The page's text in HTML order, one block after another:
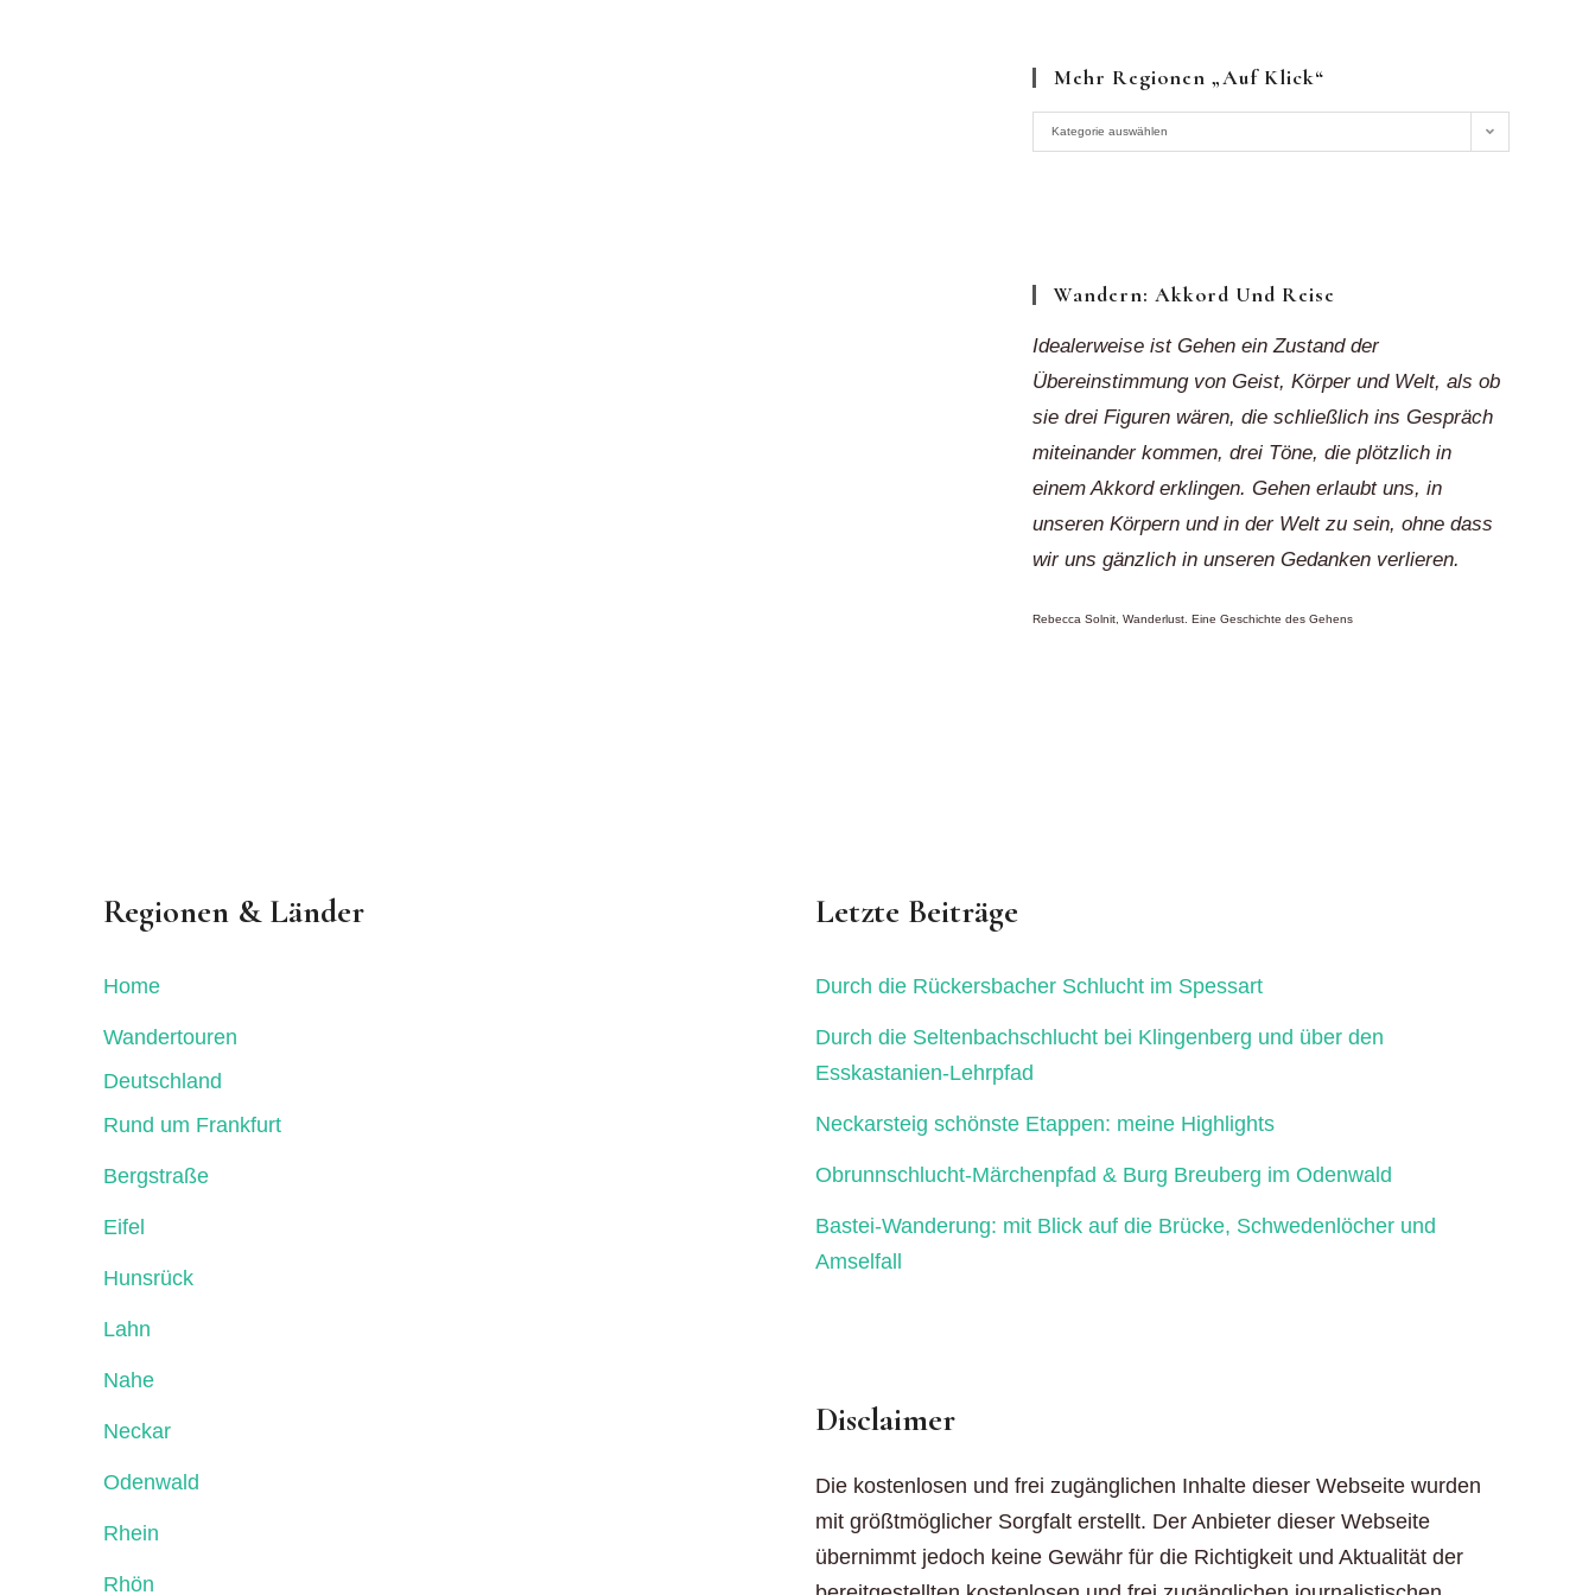
Mehr Regionen „auf Klick“
Mehr
Kategorie auswählen
Wandern: Akkord Und Reise
Idealerweise ist Gehen ein Zustand der
Übereinstimmung von Geist, Körper und Welt, als ob
sie drei Figuren wären, die schließlich ins Gespräch
miteinander kommen, drei Töne, die plötzlich in
einem Akkord erklingen. Gehen erlaubt uns, in
unseren Körpern und in der Welt zu sein, ohne dass
wir uns gänzlich in unseren Gedanken verlieren.
Rebecca Solnit, Wanderlust. Eine Geschichte des Gehens
Regionen & Länder
Home
Wandertouren
Deutschland
Rund um Frankfurt
Bergstraße
Eifel
Hunsrück
Lahn
Nahe
Neckar
Odenwald
Rhein
Rhön
Letzte Beiträge
Durch die Rückersbacher Schlucht im Spessart
Durch die Seltenbachschlucht bei Klingenberg und über den
Esskastanien-Lehrpfad
Neckarsteig schönste Etappen: meine Highlights
Obrunnschlucht-Märchenpfad & Burg Breuberg im Odenwald
Bastei-Wanderung: mit Blick auf die Brücke, Schwedenlöcher und
Amselfall
Disclaimer
Die kostenlosen und frei zugänglichen Inhalte dieser Webseite wurden
mit größtmöglicher Sorgfalt erstellt. Der Anbieter dieser Webseite
übernimmt jedoch keine Gewähr für die Richtigkeit und Aktualität der